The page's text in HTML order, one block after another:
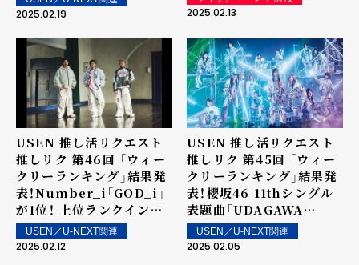
街中・店内で配信！
2025.02.19
クエスト・アーティスト・
powered by USEN」で
表彰を実施！最新のアーテ
ィストランキング1-100位
を公開（2025年2月10日現
在）
2025.02.13
USEN 推し活リクエスト
推しリク 第46回 「ウィー
クリーランキング」結果発
表！Number_i「GOD_i」
が1位！ 上位ランクイン楽
曲は街中・店内で配信！
USEN／U-NEXT関連
2025.02.12
USEN 推し活リクエスト
推しリク 第45回 「ウィー
クリーランキング」結果発
表！櫻坂46 11thシングル
表題曲「UDAGAWA
GENERATION」が1位を
獲得！ 上位ランクイン楽曲
USEN／U-NEXT関連
2025.02.05